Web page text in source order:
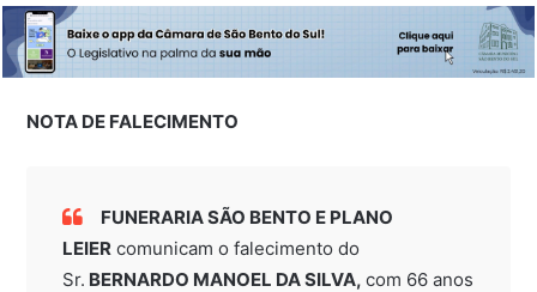
NOTA DE FALECIMENTO
FUNERARIA SÃO BENTO E PLANO
LEIER comunicam o falecimento do
Sr. BERNARDO MANOEL DA SILVA,com 66 anos